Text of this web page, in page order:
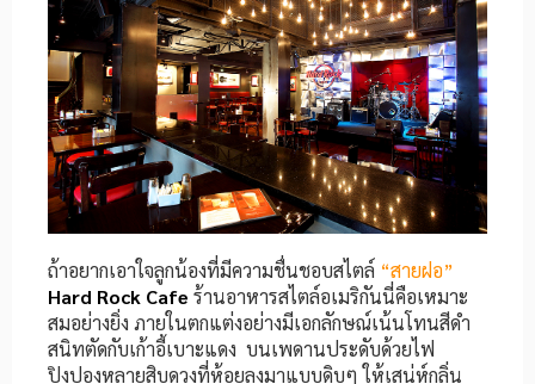
ถ้าอยากเอาใจลูกน้องที่มีความชื่นชอบสไตล์ “สายฝอ”
Hard Rock Cafe ร้านอาหารสไตล์อเมริกันนี่คือเหมาะ
สมอย่างยิ่ง ภายในตกแต่งอย่างมีเอกลักษณ์เน้นโทนสีดำ
สนิทตัดกับเก้าอี้เบาะแดง บนเพดานประดับด้วยไฟ
ปิงปองหลายสิบดวงที่ห้อยลงมาแบบดิบๆ ให้เสน่ห์กลิ่น